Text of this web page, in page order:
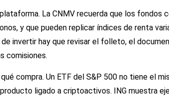
La CNMV recuerda que los fondos
y que pueden replicar índices de renta
invertir hay que revisar el folleto, el
comisiones.
compra. Un ETF del S&P 500 no tiene el
ligado a criptoactivos. ING muestra